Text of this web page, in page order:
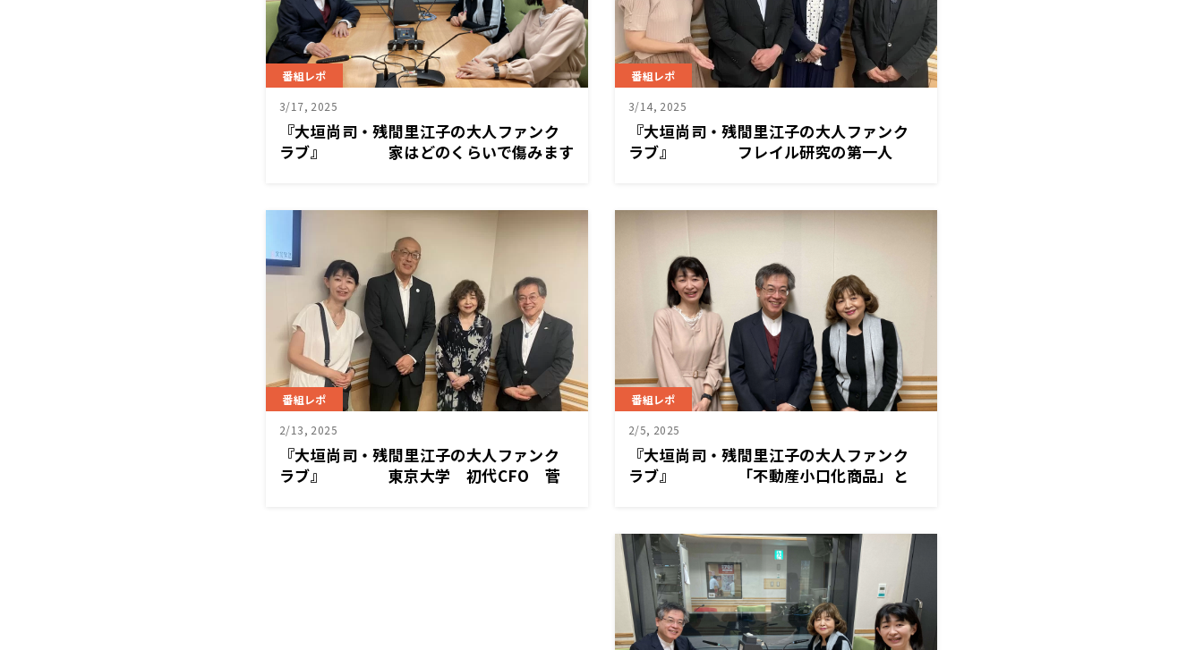
番組レポ
3/17, 2025
『大垣尚司・残間里江子の大人ファンク
ラブ』 家はどのくらいで傷みます
番組レポ
3/14, 2025
『大垣尚司・残間里江子の大人ファンク
ラブ』 フレイル研究の第一人
番組レポ
2/13, 2025
『大垣尚司・残間里江子の大人ファンク
ラブ』 東京大学 初代CFO 菅
番組レポ
2/5, 2025
『大垣尚司・残間里江子の大人ファンク
ラブ』 「不動産小口化商品」と